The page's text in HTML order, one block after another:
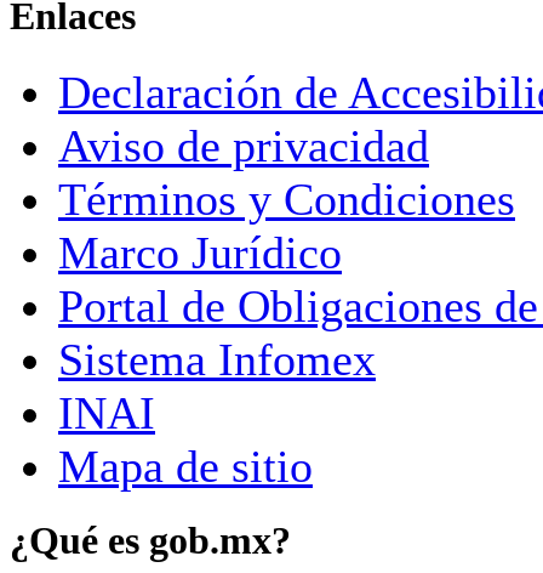
Enlaces
Declaración de
Aviso de privacidad
Términos y Condiciones
Marco Jurídico
Portal de Obligaciones
Sistema Infomex
INAI
Mapa de sitio
¿Qué es gob.mx?